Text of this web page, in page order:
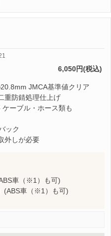
6,050円(税込)
JMCA基準値クリア
重防錆処理仕上げ
ーブル・ホース類も
ック
外しが必要
車（※1）も可)
(ABS車（※1）も可)